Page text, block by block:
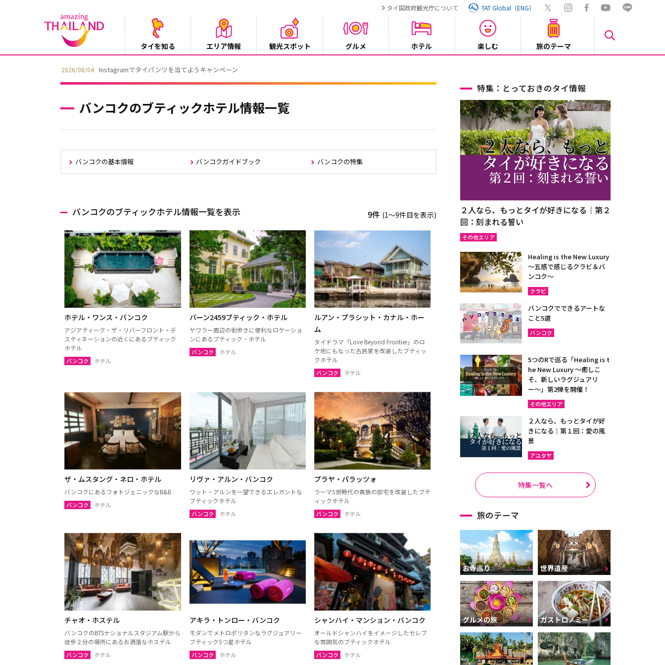
タイ国政府観光庁について TAT Global（ENG）
タイを知る エリア情報 観光スポット グルメ ホテル 楽しむ 旅のテーマ
2026/08/04 Instagramでタイパンツを当てようキャンペーン
バンコクのブティックホテル情報一覧
バンコクの基本情報 バンコクガイドブック バンコクの特集
バンコクのブティックホテル情報一覧を表示 9件 (1〜9件目を表示)
ホテル・ワンス・バンコク
アジアティーク・ザ・リバーフロント・デ
スティネーションの近くにあるブティック
ホテル
バンコク ホテル
バーン2459ブティック・ホテル
ヤワラー周辺の街歩きに便利なロケーショ
ンにあるブティック・ホテル
バンコク ホテル
ルアン・プラシット・カナル・ホー
ム
タイドラマ「Love Beyond Frontier」のロ
ケ地にもなった古民家を改装したブティッ
クホテル
バンコク ホテル
ザ・ムスタング・ネロ・ホテル
バンコクにあるフォトジェニックなB&B
バンコク ホテル
リヴァ・アルン・バンコク
ワット・アルンを一望できるエレガントな
ブティックホテル
バンコク ホテル
プラヤ・パラッツォ
ラーマ5世時代の貴族の邸宅を改装したブテ
ィックホテル
バンコク ホテル
チャオ・ホステル
バンコクのBTSナショナルスタジアム駅から
徒歩２分の場所にあるお洒落なホステル
バンコク ホテル
アキラ・トンロー・バンコク
モダンでメトロポリタンなラグジュアリー
ブティック5つ星ホテル
バンコク ホテル
シャンハイ・マンション・バンコク
オールドシャンハイをイメージしたセレブ
な雰囲気のブティックホテル
バンコク ホテル
特集：とっておきのタイ情報
２人なら、もっとタイが好きになる｜第２
回：刻まれる誓い
その他エリア
Healing is the New Luxury
～五感で感じるクラビ＆バ
ンコク～
クラビ
バンコクでできるアートな
こと5選
バンコク
5つのRで巡る「Healing is t
he New Luxury ～癒しこ
そ、新しいラグジュアリ
ー〜」第2弾を開催！
その他エリア
２人なら、もっとタイが好
きになる｜第１回：愛の風
景
アユタヤ
特集一覧へ
旅のテーマ
お寺巡り 世界遺産
グルメの旅 ガストロノミー